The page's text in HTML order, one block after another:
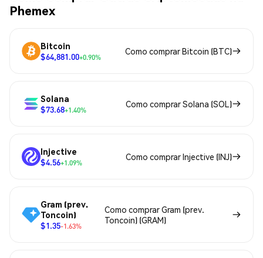
Phemex
Bitcoin
$64,881.00+0.90%
Como comprar Bitcoin (BTC)
Solana
$73.68+1.40%
Como comprar Solana (SOL)
Injective
$4.56+1.09%
Como comprar Injective (INJ)
Gram (prev.
Toncoin)
$1.35-1.63%
Como comprar Gram (prev.
Toncoin) (GRAM)